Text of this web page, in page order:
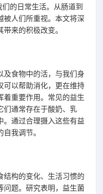
们的日常生活。从肠道到
被人们所重视。本文将深
来的积极改变。
及食物中的活，与我们身
可以帮助消化，更在维持
着重要作用。常见的益生
们通常存在于酸奶、乳
。通过合理摄入这些有益
我调节。
结构的变化、生活习惯的
问题。研究表明，益生菌